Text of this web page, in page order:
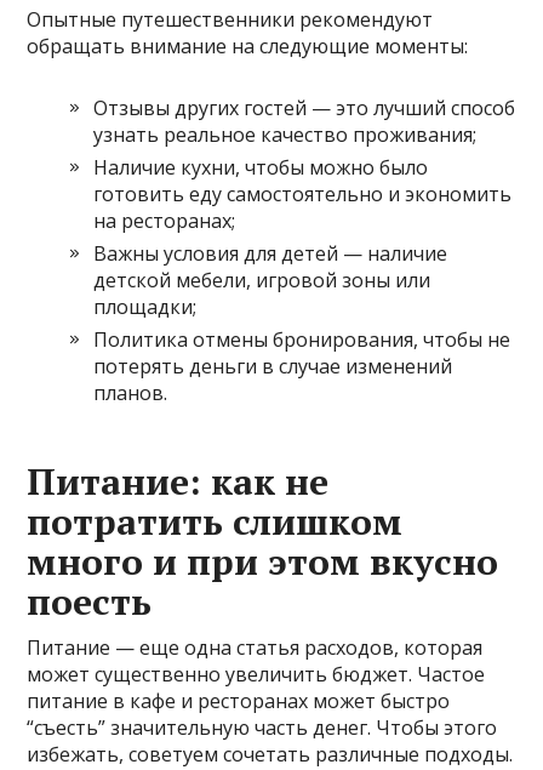
Опытные путешественники рекомендуют
обращать внимание на следующие моменты:
Отзывы других гостей — это лучший способ
узнать реальное качество проживания;
Наличие кухни, чтобы можно было
готовить еду самостоятельно и экономить
на ресторанах;
Важны условия для детей — наличие
детской мебели, игровой зоны или
площадки;
Политика отмены бронирования, чтобы не
потерять деньги в случае изменений
планов.
Питание: как не
потратить слишком
много и при этом вкусно
поесть
Питание — еще одна статья расходов, которая
может существенно увеличить бюджет. Частое
питание в кафе и ресторанах может быстро
“съесть” значительную часть денег. Чтобы этого
избежать, советуем сочетать различные подходы.